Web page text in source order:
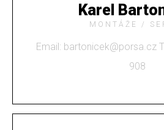
Karel
MONTÁŽE /
Email: bartonicek@porsa.cz
908